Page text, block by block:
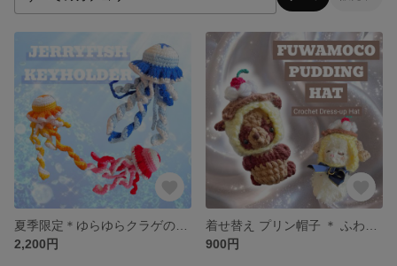
2,200円
900円